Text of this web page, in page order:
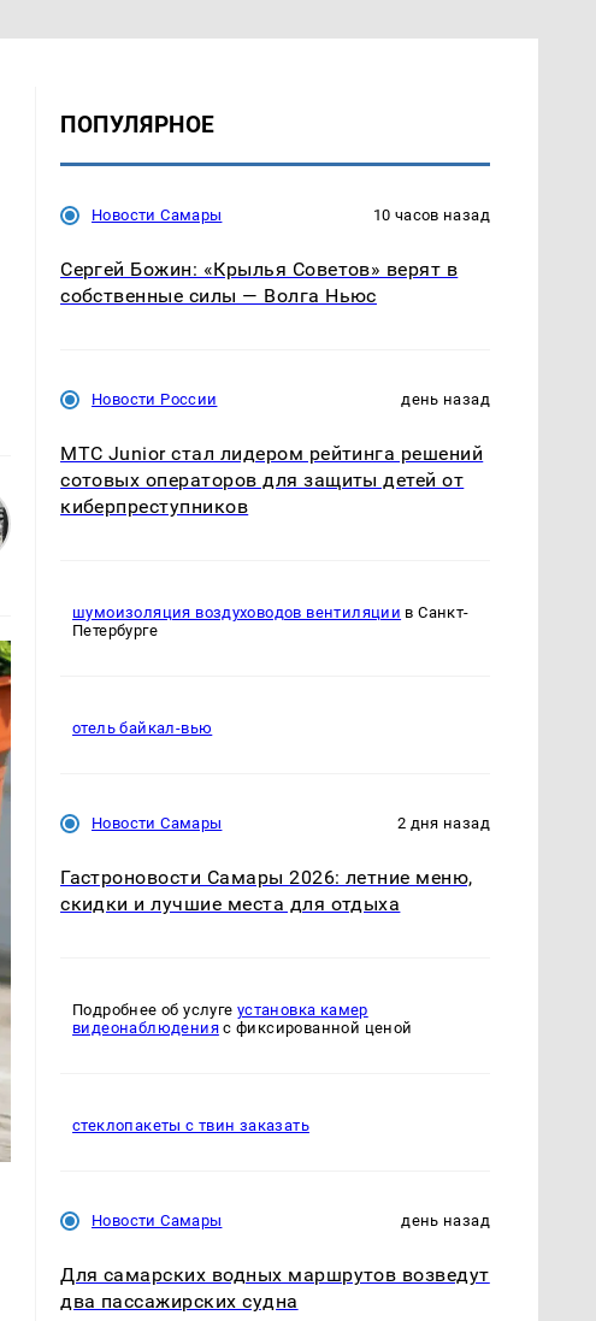
ПОПУЛЯРНОЕ
Новости Самары 10 часов назад
Сергей Божин: «Крылья Советов» верят в
собственные силы — Волга Ньюс
Новости России день назад
МТС Junior стал лидером рейтинга решений
сотовых операторов для защиты детей от
киберпреступников
шумоизоляция воздуховодов вентиляции в Санкт-
Петербурге
отель байкал-вью
Новости Самары 2 дня назад
Гастроновости Самары 2026: летние меню,
скидки и лучшие места для отдыха
Подробнее об услуге установка камер
видеонаблюденияс фиксированной ценой
стеклопакеты с твин заказать
Новости Самары день назад
Для самарских водных маршрутов возведут
два пассажирских судна